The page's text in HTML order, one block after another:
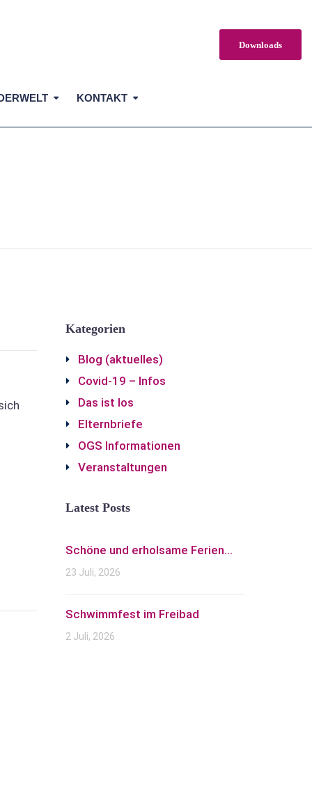
Downloads
KONTAKT
Kategorien
Blog (aktuelles)
Covid-19 – Infos
Das ist los
Elternbriefe
OGS Informationen
Veranstaltungen
Latest Posts
Schöne und erholsame Ferien...
23 Juli, 2026
Schwimmfest im Freibad
2 Juli, 2026